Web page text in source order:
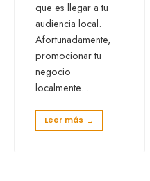
que es llegar a tu
audiencia local.
Afortunadamente,
promocionar tu
negocio
localmente...
Leer más →